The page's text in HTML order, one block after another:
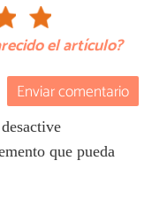
el artículo?
Enviar comentario
que pueda